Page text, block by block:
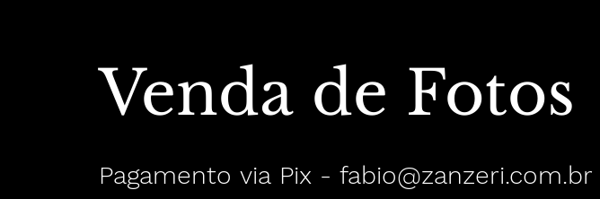
Venda de Fotos
Pagamento via Pix - fabio@zanzeri.com.br